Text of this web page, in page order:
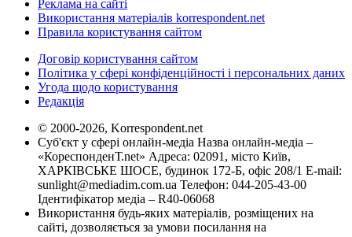
Реклама на сайті
Використання матеріалів korrespondent.net
Правила користування сайтом
Договір користування сайтом
Політика у сфері конфіденційності і персональних даних
Угода щодо користування
Редакція
© 2000-2026, Korrespondent.net
Суб'єкт у сфері онлайн-медіа Назва онлайн-медіа –
«КореспонденТ.net» Адреса: 02091, місто Київ,
ХАРКІВСЬКЕ ШОСЕ, будинок 172-Б, офіс 208/1 E-mail:
sunlight@mediadim.com.ua Телефон: 044-205-43-00
Ідентифікатор медіа – R40-06068
Використання будь-яких матеріалів, розміщених на
сайті, дозволяється за умови посилання на